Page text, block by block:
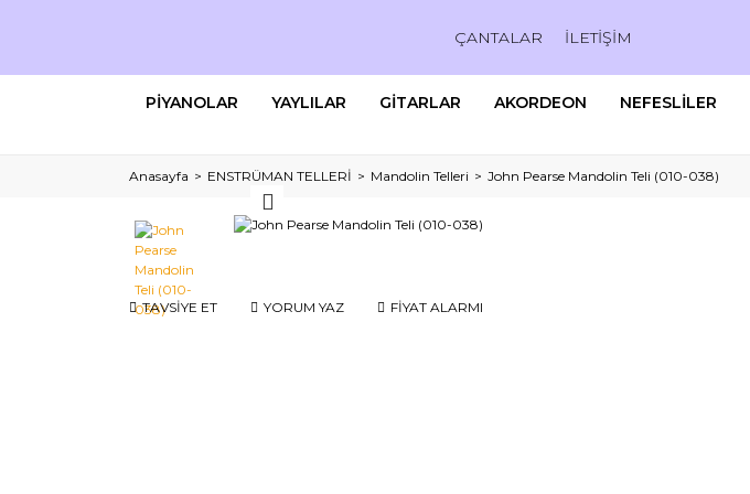
ÇANTALAR İLETİŞİM
PİYANOLAR YAYLILAR GİTARLAR AKORDEON NEFESLİLER
Anasayfa ENSTRÜMAN TELLERİ Mandolin Telleri John Pearse Mandolin Teli (010-038)
TAVSİYE ET YORUM YAZ FİYAT ALARMI